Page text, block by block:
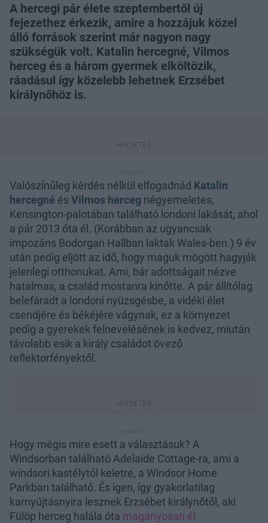
A hercegi pár élete szeptembertől új
fejezethez érkezik, amire a hozzájuk közel
álló források szerint már nagyon nagy
szükségük volt. Katalin hercegné, Vilmos
herceg és a három gyermek elköltözik,
ráadásul így közelebb lehetnek Erzsébet
királynőhöz is.
Valószínűleg kérdés nélkül elfogadnád Katalin
hercegné és Vilmos herceg négyemeletes,
Kensington-palotában található londoni lakását, ahol
a pár 2013 óta él. (Korábban az ugyancsak
impozáns Bodorgan Hallban laktak Wales-ben.) 9 év
után pedig eljött az idő, hogy maguk mögött hagyják
jelenlegi otthonukat. Ami, bár adottságait nézve
hatalmas, a család mostanra kinőtte. A pár állítólag
belefáradt a londoni nyüzsgésbe, a vidéki élet
csendjére és békéjére vágynak, ez a környezet
pedig a gyerekek felnevelésének is kedvez, miután
távolabb esik a király családot övező
reflektorfényektől.
Hogy mégis mire esett a választásuk? A
Windsorban található Adelaide Cottage-ra, ami a
windsori kastélytól keletre, a Windsor Home
Parkban található. És igen, így gyakorlatilag
karnyújtásnyira lesznek Erzsébet királynőtől, aki
Fülöp herceg halála óta magányosan él